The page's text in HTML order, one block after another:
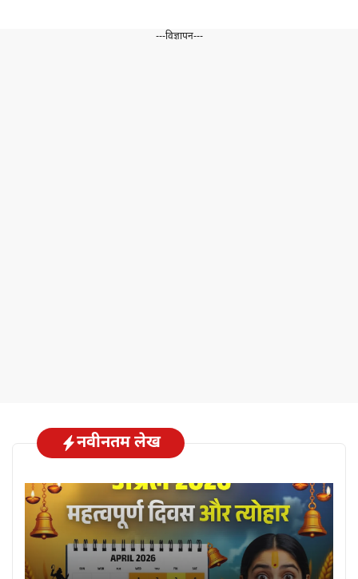
---विज्ञापन---
नवीनतम लेख